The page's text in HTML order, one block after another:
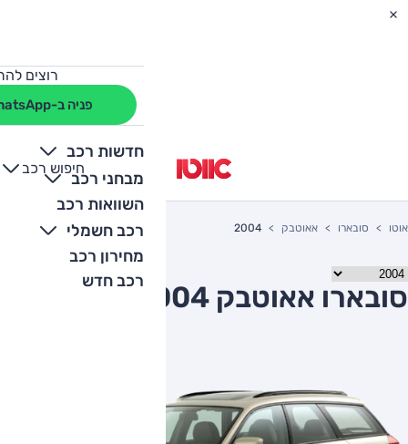
רוצים
פניה ב-WhatsApp
חדשות רכב
מבחני רכב
השוואות רכב
רכב חשמלי
מחירון רכב
רכב חדש
חיפוש רכב
+
-
אוטו סובארו אאוטבק 2004
סובארו אאוטבק 2004 יד שניה